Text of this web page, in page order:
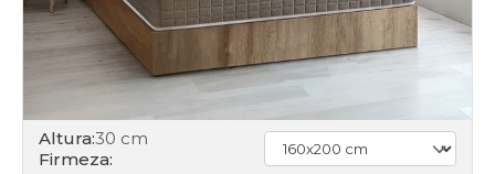
Altura:30 cm
Firmeza: